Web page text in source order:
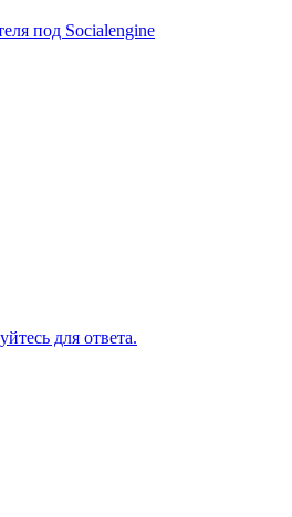
под Socialengine
для ответа.